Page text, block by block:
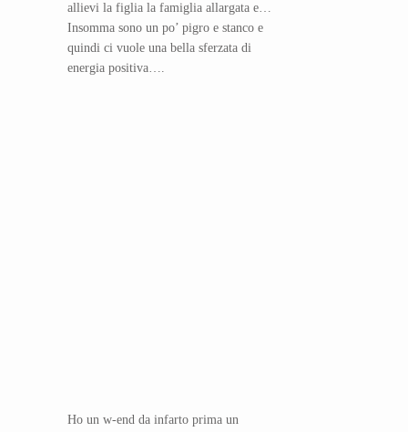
allievi la figlia la famiglia allargata e…
Insomma sono un po’ pigro e stanco e
quindi ci vuole una bella sferzata di
energia positiva….
Ho un w-end da infarto prima un